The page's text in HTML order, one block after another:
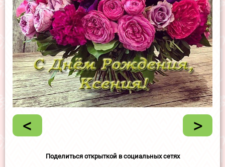
< >
Поделиться открыткой в социальных сетях